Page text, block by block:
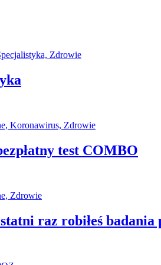
Zdrowie
Koronawirus, Zdrowie
test COMBO
Zdrowie
raz robiłeś